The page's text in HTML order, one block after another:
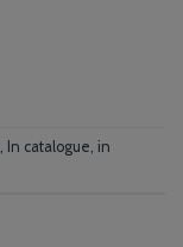
, In catalogue, in